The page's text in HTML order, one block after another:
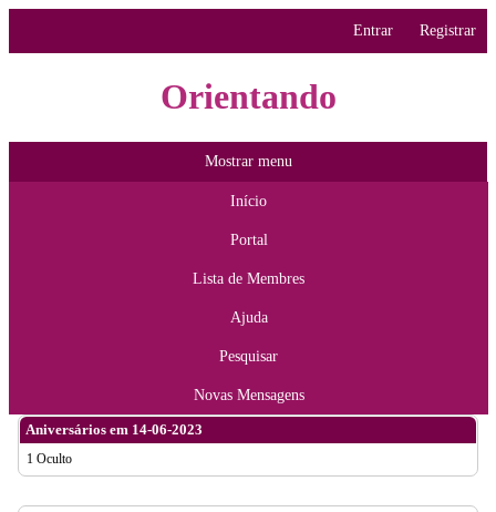
Entrar Registrar
Orientando
Mostrar menu
Início
Portal
Lista de Membres
Ajuda
Pesquisar
Novas Mensagens
Aniversários em 14-06-2023
1 Oculto